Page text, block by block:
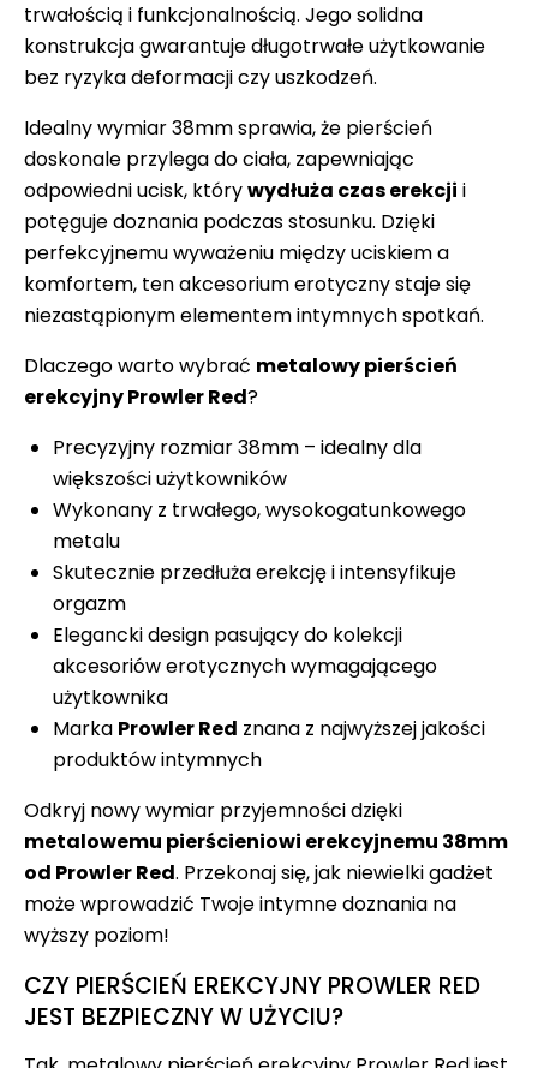
trwałością i funkcjonalnością. Jego solidna
konstrukcja gwarantuje długotrwałe użytkowanie
bez ryzyka deformacji czy uszkodzeń.
Idealny wymiar 38mm sprawia, że pierścień
doskonale przylega do ciała, zapewniając
odpowiedni ucisk, którywydłuża czas erekcji i
potęguje doznania podczas stosunku. Dzięki
perfekcyjnemu wyważeniu między uciskiem a
komfortem, ten akcesorium erotyczny staje się
niezastąpionym elementem intymnych spotkań.
Dlaczego warto wybrać metalowy pierścień
erekcyjny Prowler Red?
Precyzyjny rozmiar 38mm – idealny dla
większości użytkowników
Wykonany z trwałego, wysokogatunkowego
metalu
Skutecznie przedłuża erekcję i intensyfikuje
orgazm
Elegancki design pasujący do kolekcji
akcesoriów erotycznych wymagającego
użytkownika
Marka Prowler Red znana z najwyższej jakości
produktów intymnych
Odkryj nowy wymiar przyjemności dzięki
metalowemu pierścieniowi erekcyjnemu 38mm
od Prowler Red. Przekonaj się, jak niewielki gadżet
może wprowadzić Twoje intymne doznania na
wyższy poziom!
CZY PIERŚCIEŃ EREKCYJNY PROWLER RED
JEST BEZPIECZNY W UŻYCIU?